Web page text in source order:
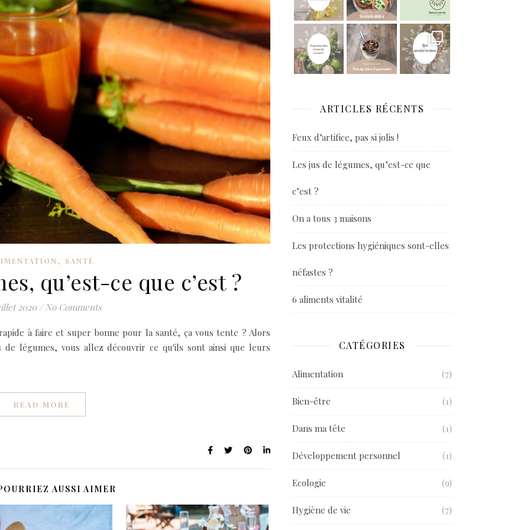
, SANTÉ
qu’est-ce que c’est ?
2020 / No Comments
à faire et super bonne pour la santé, ça vous tente ? Alors
légumes, vous allez découvrir ce qu'ils sont ainsi que leurs
READ MORE
AUSSI AIMER
ARTICLES RÉCENTS
Feux d’artifice, pas si jolis !
Les jus de légumes, qu’est-ce que
c’est ?
On a tous 3 maisons
Les protections hygiéniques sont-elles
néfastes ?
6 aliments vitalité
CATÉGORIES
Alimentation (7)
Bien-être (1)
Dans ma tête (1)
Développement personnel (1)
Ecologie (9)
Hygiène de vie (7)